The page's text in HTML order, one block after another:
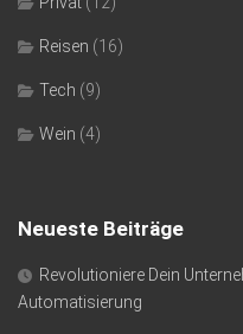
Reisen (16)
Tech (9)
Wein (4)
Neueste Beiträge
Revolutioniere Dein
Automatisierung